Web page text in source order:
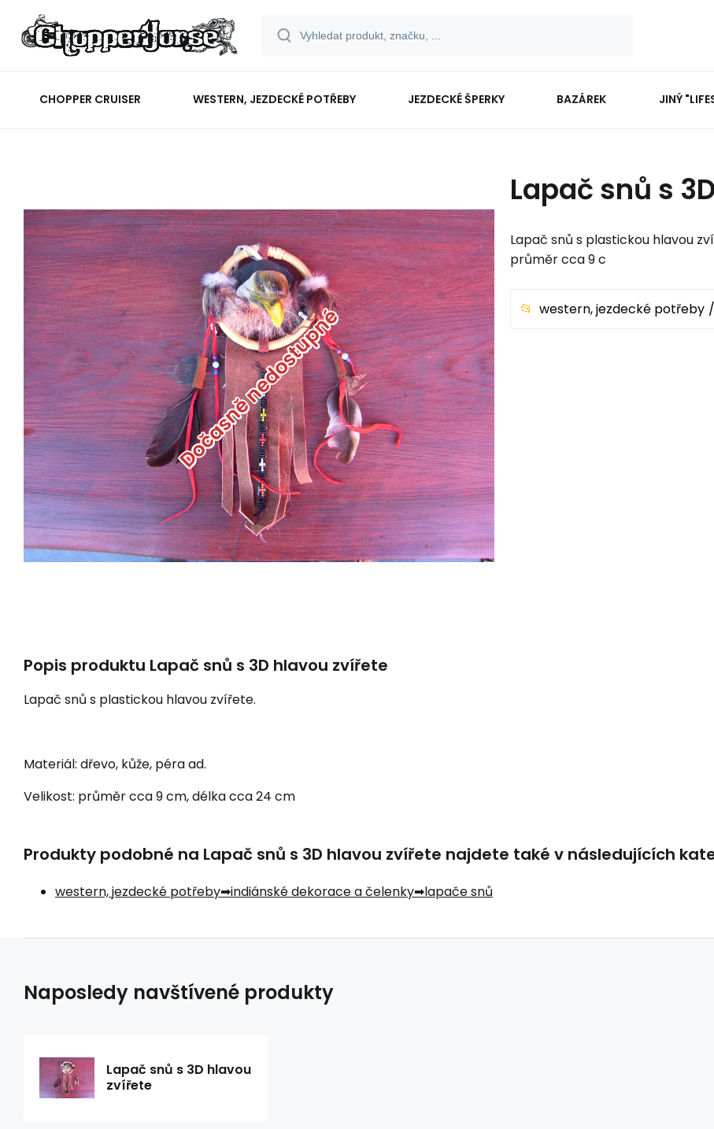
CHOPPER CRUISER WESTERN, JEZDECKÉ POTŘEBY JEZDECKÉ ŠPERKY BAZÁREK JINÝ
Dočasně nedostupné
Lapač snů s
Lapač snů s plastickou hlavou
průměr cca 9 c
western, jezdecké potřeby
Popis produktu Lapač snů s 3D hlavou zvířete
Lapač snů s plastickou hlavou zvířete.
Materiál: dřevo, kůže, péra ad.
Velikost: průměr cca 9 cm, délka cca 24 cm
Produkty podobné na Lapač snů s 3D hlavou zvířete najdete také v následujících
western, jezdecké potřeby indiánské dekorace a čelenky lapače snů
Naposledy navštívené produkty
Lapač snů s 3D hlavou
zvířete